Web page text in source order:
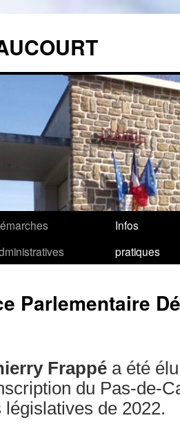
Infos
pratiques
Parlementaire
Frappé a été
du Pas-de-
législatives de 2022.